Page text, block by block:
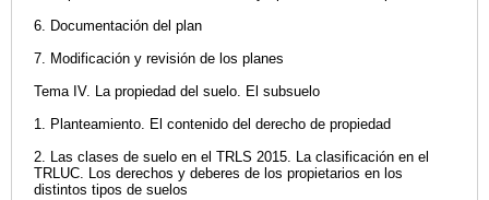
6. Documentación del plan
7. Modificación y revisión de los planes
Tema IV. La propiedad del suelo. El subsuelo
1. Planteamiento. El contenido del derecho de propiedad
2. Las clases de suelo en el TRLS 2015. La clasificación en el
TRLUC. Los derechos y deberes de los propietarios en los
distintos tipos de suelos